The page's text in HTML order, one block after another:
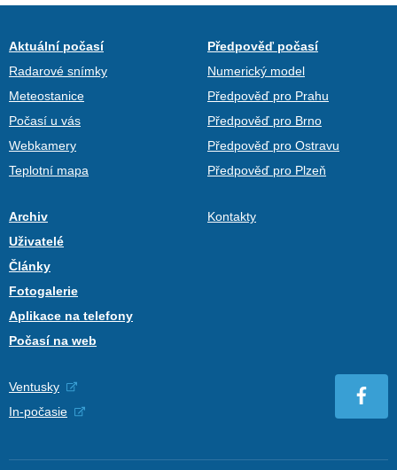
Aktuální počasí
Radarové snímky
Meteostanice
Počasí u vás
Webkamery
Teplotní mapa
Předpověď počasí
Numerický model
Předpověď pro Prahu
Předpověď pro Brno
Předpověď pro Ostravu
Předpověď pro Plzeň
Archiv
Uživatelé
Články
Fotogalerie
Aplikace na telefony
Počasí na web
Kontakty
Ventusky
In-počasie